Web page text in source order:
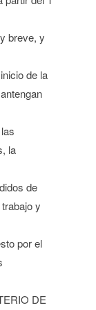
breve, y
de la
la
de
y
por el
DE